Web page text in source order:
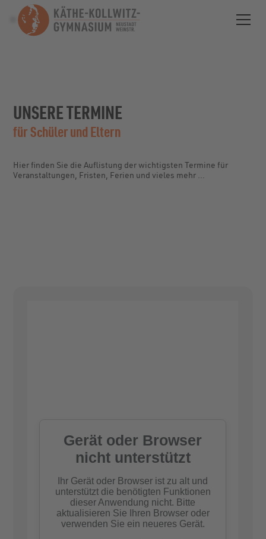
UNSERE TERMINE
für Schüler und Eltern
Hier finden Sie die Auflistung der wichtigsten Termine für
Veranstaltungen, Fristen, Ferien und vieles mehr …